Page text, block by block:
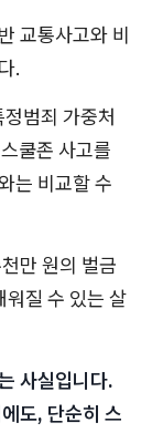
교통사고와 비
.
범죄 가중처
쿨존 사고를
는 비교할 수
만 원의 벌금
워질 수 있는 살
사실입니다.
도, 단순히 스